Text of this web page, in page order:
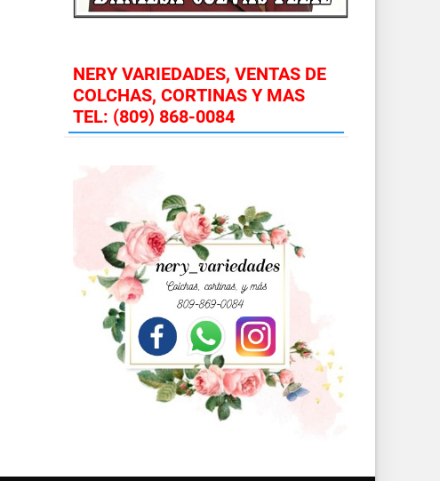
NERY VARIEDADES, VENTAS DE
COLCHAS, CORTINAS Y MAS
TEL: (809) 868-0084